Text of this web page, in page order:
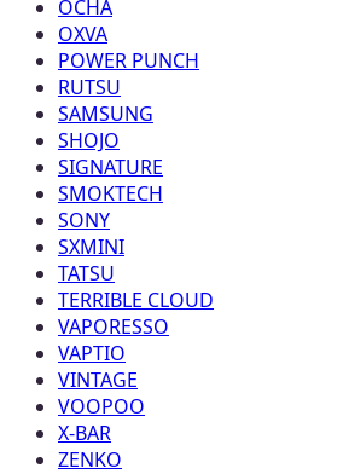
OCHA
OXVA
POWER PUNCH
RUTSU
SAMSUNG
SHOJO
SIGNATURE
SMOKTECH
SONY
SXMINI
TATSU
TERRIBLE CLOUD
VAPORESSO
VAPTIO
VINTAGE
VOOPOO
X-BAR
ZENKO